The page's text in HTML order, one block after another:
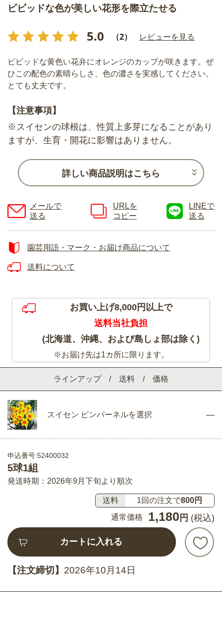
ビビッドな色が美しい花形を際立たせる
5.0 （2） レビューを見る
ラインアップ / 送料 / 価格
スイセン ピンパーネルを選択
申込番号:52400032
5球1組
発送時期：2026年9月下旬より順次
送料 1回の注文で800円
通常価格
1,180 円 (税込)
カートに入れる
【注文締切】 2026年10月14日
ビビッドな黄色い花弁にオレンジのカップが咲きます。ぜ
ひこの配色の素晴らしさ、色の濃さを実感してください。
とても丈夫です。
【注意事項】
※スイセンの球根は、性質上多芽になることがあり
ますが、生育・開花に影響はありません。
詳しい商品説明はこちら
メールで
送る
URLを
コピー
LINEで
送る
園芸用語・マーク・お届け商品について
送料について
お買い上げ8,000円以上で
送料当社負担
(北海道、沖縄、および島しょ部は除く)
※お届け先は1カ所に限ります。